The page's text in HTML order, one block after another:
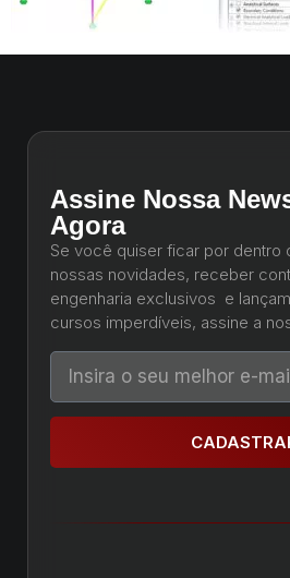
Assine Nossa
Agora
Se você quiser ficar por dentro
nossas novidades, receber
engenharia exclusivos e
cursos imperdíveis, assine a